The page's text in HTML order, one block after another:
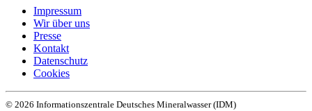
Impressum
Wir über uns
Presse
Kontakt
Datenschutz­
Cookies
© 2026 Informationszentrale Deutsches Mineralwasser (IDM)